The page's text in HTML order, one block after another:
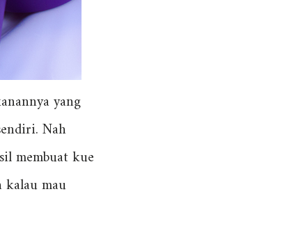
yang
Nah
membuat kue
mau